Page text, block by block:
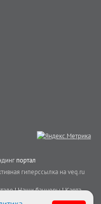
портал
гиперссылка на veq.ru
|Наши баннеры|Карта